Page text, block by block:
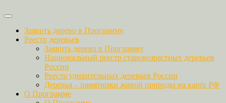
Заявить дерево в Программу
Реестр деревьев
Заявить дерево в Программу
Национальный реестр старовозрастных деревьев
России
Реестр удивительных деревьев России
Деревья – памятники живой природы на карте РФ
О Программе